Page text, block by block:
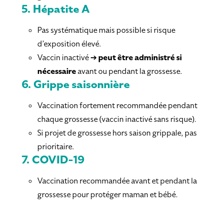
5. Hépatite A
Pas systématique mais possible si risque
d’exposition élevé.
Vaccin inactivé ➔peut être administré si
nécessaireavant ou pendant la grossesse.
6. Grippe saisonnière
Vaccination fortement recommandée pendant
chaque grossesse (vaccin inactivé sans risque).
Si projet de grossesse hors saison grippale, pas
prioritaire.
7. COVID-19
Vaccination recommandée avant et pendant la
grossesse pour protéger maman et bébé.